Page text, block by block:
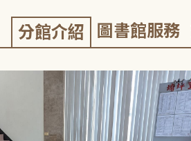
分館介紹 圖書館服務